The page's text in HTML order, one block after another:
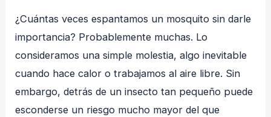
¿Cuántas veces espantamos un mosquito sin darle
importancia? Probablemente muchas. Lo
consideramos una simple molestia, algo inevitable
cuando hace calor o trabajamos al aire libre. Sin
embargo, detrás de un insecto tan pequeño puede
esconderse un riesgo mucho mayor del que